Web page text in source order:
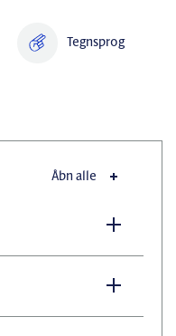
Tegnsprog
Åbn alle